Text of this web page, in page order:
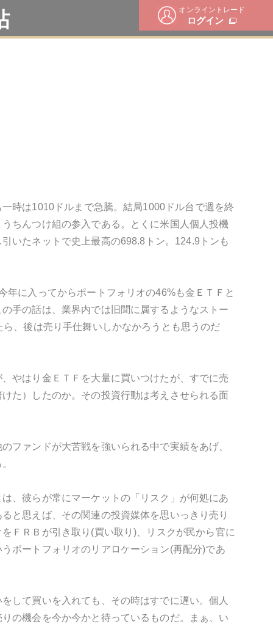
オンライントレード
ログイン
時は1010ドルまで急騰。結局1000ドル台で週を終
ちんつけ組の参入である。とくに米国人個人投機
いたネットで史上最高の698.8トン。124.9トンも
に入ってからポートフォリオの46%も金ＥＴＦと
手の話は、業界内では旧聞に属するようなストー
、後は売り手仕舞いしかなかろうとも思うのだ
やはり金ＥＴＦを大量に買いつけたが、すでに売
た）したのか。その投資行動は考えさせられる面
ファンドが大苦戦を強いられる中で実績をあげ、
、彼らが常にマーケットの「リスク」が何処にあ
と思えば、その関連の投資媒体を思いっきり売り
ＦＲＢが引き取り(買い取り)、リスクが民から官に
ポートフォリオのリアロケーション(再配分)であ
して買いを入れても、その時はすでに遅い。個人
の機会を今か今かと待っているものだ。まぁ、い